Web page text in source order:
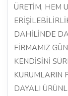
ÜRETİM, HEM
DAHİLİNDE
FİRMAMIZ
KENDİSİNİ
KURUMLARIN
DAYALI